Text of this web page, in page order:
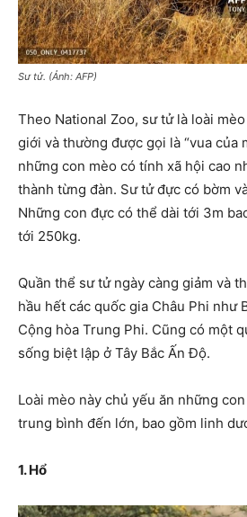
Sư tử. (Ảnh: AFP)
Theo National Zoo, sư tử là loài
giới và thường được gọi là “vua của
những con mèo có tính xã hội cao
thành từng đàn. Sư tử đực có bờm
Những con đực có thể dài tới 3m
tới 250kg.
Quần thể sư tử ngày càng giảm và
hầu hết các quốc gia Châu Phi như
Cộng hòa Trung Phi. Cũng có một
sống biệt lập ở Tây Bắc Ấn Độ.
Loài mèo này chủ yếu ăn những
trung bình đến lớn, bao gồm linh
1. Hổ